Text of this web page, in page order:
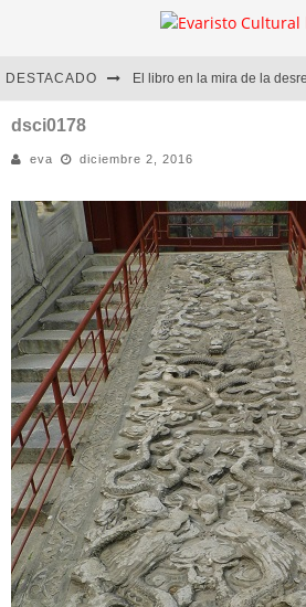
DESTACADO
Diego Meret | Hotel Acapulco
Alejandra Correa | La nieve
dsci0178
eva diciembre 2, 2016